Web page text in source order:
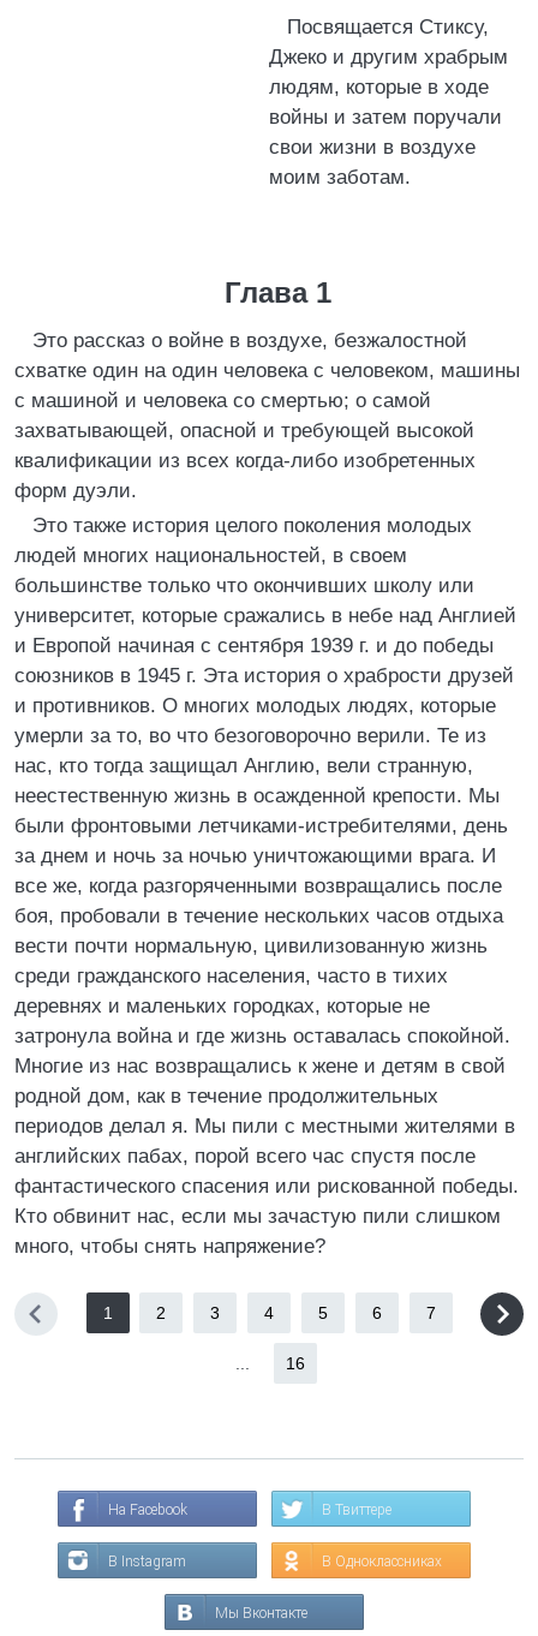
Посвящается Стиксу,
Джеко и другим храбрым
людям, которые в ходе
войны и затем поручали
свои жизни в воздухе
моим заботам.
Глава 1
Это рассказ о войне в воздухе, безжалостной
схватке один на один человека с человеком, машины
с машиной и человека со смертью; о самой
захватывающей, опасной и требующей высокой
квалификации из всех когда-либо изобретенных
форм дуэли.
Это также история целого поколения молодых
людей многих национальностей, в своем
большинстве только что окончивших школу или
университет, которые сражались в небе над Англией
и Европой начиная с сентября 1939 г. и до победы
союзников в 1945 г. Эта история о храбрости друзей
и противников. О многих молодых людях, которые
умерли за то, во что безоговорочно верили. Те из
нас, кто тогда защищал Англию, вели странную,
неестественную жизнь в осажденной крепости. Мы
были фронтовыми летчиками-истребителями, день
за днем и ночь за ночью уничтожающими врага. И
все же, когда разгоряченными возвращались после
боя, пробовали в течение нескольких часов отдыха
вести почти нормальную, цивилизованную жизнь
среди гражданского населения, часто в тихих
деревнях и маленьких городках, которые не
затронула война и где жизнь оставалась спокойной.
Многие из нас возвращались к жене и детям в свой
родной дом, как в течение продолжительных
периодов делал я. Мы пили с местными жителями в
английских пабах, порой всего час спустя после
фантастического спасения или рискованной победы.
Кто обвинит нас, если мы зачастую пили слишком
много, чтобы снять напряжение?
1 2 3 4 5 6 7
16
На Facebook В Твиттере
В Instagram В Одноклассниках
Мы Вконтакте